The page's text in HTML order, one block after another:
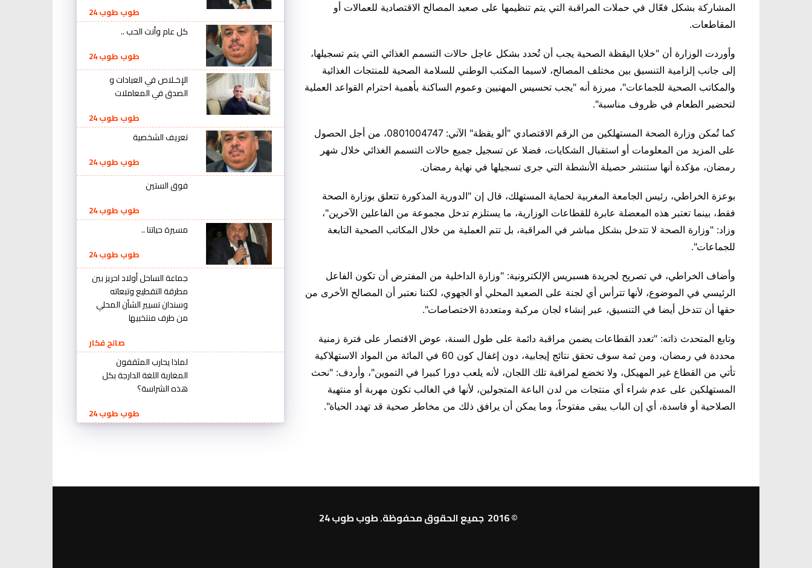
المشاركة بشكل فعّال في حملات المراقبة التي يتم تنظيمها على صعيد المصالح الاقتصادية للعمالات أو
المقاطعات.
وأوردت الوزارة أن "خلايا اليقظة الصحية يجب أن تُحدد بشكل عاجل حالات التسمم الغذائي التي يتم تسجيلها،
إلى جانب إلزامية التنسيق بين مختلف المصالح، لاسيما المكتب الوطني للسلامة الصحية للمنتجات الغذائية
والمكاتب الصحية للجماعات"، مبرزة أنه "يجب تحسيس المهنيين وعموم الساكنة بأهمية احترام القواعد العملية
لتحضير الطعام في ظروف مناسبة".
كما تُمكن وزارة الصحة المستهلكين من الرقم الاقتصادي "ألو يقظة" الآتي: 0801004747، من أجل الحصول
على المزيد من المعلومات أو استقبال الشكايات، فضلا عن تسجيل جميع حالات التسمم الغذائي خلال شهر
رمضان، مؤكدة أنها ستنشر حصيلة الأنشطة التي جرى تسجيلها في نهاية رمضان.
بوعزة الخراطي، رئيس الجامعة المغربية لحماية المستهلك، قال إن "الدورية المذكورة تتعلق بوزارة الصحة
فقط، بينما تعتبر هذه المعضلة عابرة للقطاعات الوزارية، ما يستلزم تدخل مجموعة من الفاعلين الآخرين"،
وزاد: "وزارة الصحة لا تتدخل بشكل مباشر في المراقبة، بل تتم العملية من خلال المكاتب الصحية التابعة
للجماعات".
وأضاف الخراطي، في تصريح لجريدة هسبريس الإلكترونية: "وزارة الداخلية من المفترض أن تكون الفاعل
الرئيسي في الموضوع، لأنها تترأس أي لجنة على الصعيد المحلي أو الجهوي، لكننا نعتبر أن المصالح الأخرى من
حقها أن تتدخل أيضا في التنسيق، عبر إنشاء لجان مركبة ومتعددة الاختصاصات".
وتابع المتحدث ذاته: "تعدد القطاعات يضمن مراقبة دائمة على طول السنة، عوض الاقتصار على فترة زمنية
محددة في رمضان، ومن ثمة سوف تحقق نتائج إيجابية، دون إغفال كون 60 في المائة من المواد الاستهلاكية
تأتي من القطاع غير المهيكل، ولا تخضع لمراقبة تلك اللجان، لأنه يلعب دورا كبيرا في التموين"، وأردف: "نحث
المستهلكين على عدم شراء أي منتجات من لدن الباعة المتجولين، لأنها في الغالب تكون مهربة أو منتهية
الصلاحية أو فاسدة، أي إن الباب يبقى مفتوحاً، وما يمكن أن يرافق ذلك من مخاطر صحية قد تهدد الحياة".
طوب طوب 24
كل عام وأنت الحب ..
طوب طوب 24
الإخـلاص في العبادات و
الصدق في المعاملات
طوب طوب 24
تعريف الشخصية
طوب طوب 24
فوق الستين
طوب طوب 24
مسيرة حياتنا ..
طوب طوب 24
جماعة الساحل أولاد احريز بين
مطرقة التقطيع وتبعاته
وسندان تسيير الشأن المحلي
من طرف منتخبيها
صالح فكار
لماذا يحارب المثقفون
المغاربة اللغة الدارجة بكل
هذه الشراسة؟
طوب طوب 24
© 2016 جميع الحقوق محفوظة. طوب طوب 24